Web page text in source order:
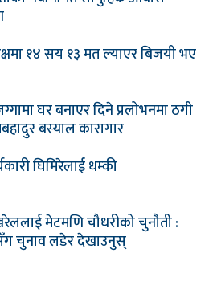
१४ सय १३ मत ल्याएर बिजयी भए
घर बनाएर दिने प्रलोभनमा ठगी
बस्याल कारागार
घिमिरेलाई धम्की
मेटमणि चौधरीको चुनौती :
चुनाव लडेर देखाउनुस्